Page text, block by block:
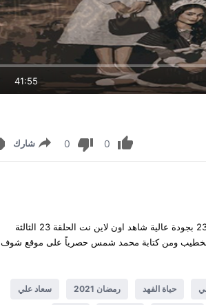
41:55
0
0 شارك
مارغريت الحلقة 23 كاملة يوتيوب مشاهدة وتحميل مسلسل مارغريت الحلقة 23 بجودة عالية شاهد اون لاين نت الحلقة 23 الثالثة
اخراج باسل الخطيب ومن كتابة محمد شمس حصرياً على موقع شوف
حياة الفهد رمضان 2021 سعاد علي